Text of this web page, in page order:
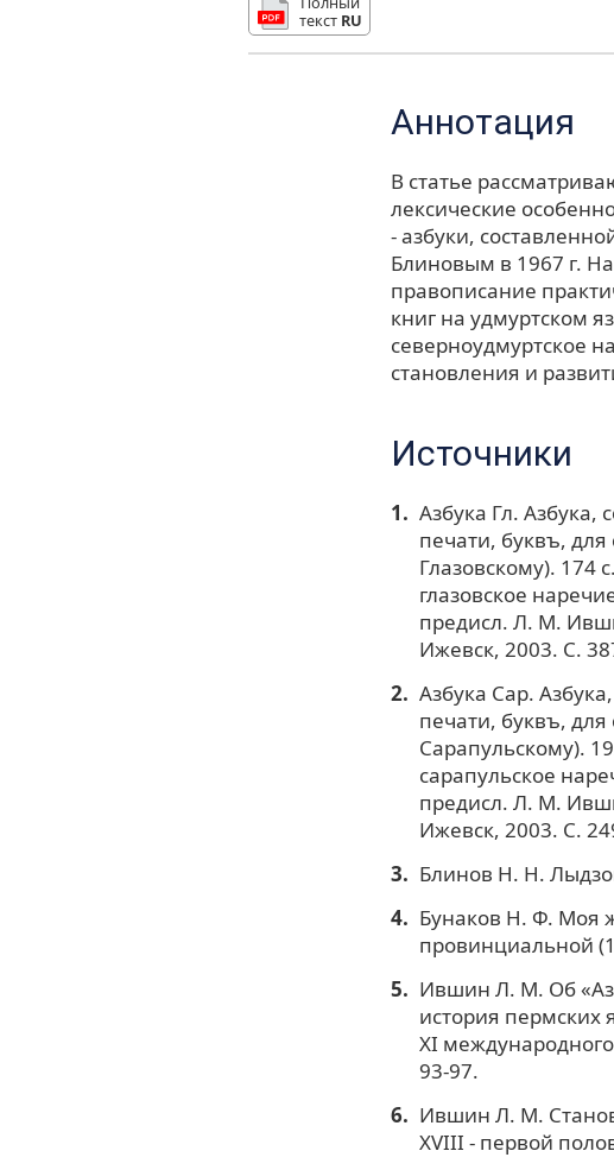
текст RU
Аннотация
В статье
лексические
- азбуки,
Блиновым в 1967 г.
правописание
книг на удмуртском
северноудмуртское
становления и
Источники
Азбука Гл. Азбука,
печати, буквъ,
Глазовскому). 174
глазовское
предисл. Л. М.
Ижевск, 2003. С.
Азбука Сар.
печати, буквъ,
Сарапульскому).
сарапульское
предисл. Л. М.
Ижевск, 2003. С.
Блинов Н. Н.
Бунаков Н. Ф. Моя
провинциальной
Ившин Л. М. Об
история пермских
XI
93-97.
Ившин Л. М.
XVIII - первой